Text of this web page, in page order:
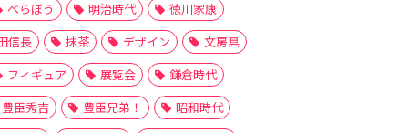
べらぼう
明治時代
徳川家康
信長
抹茶 デザイン
文房具
フィギュア
展覧会
鎌倉時代
豊臣秀吉
豊臣兄弟！
昭和時代